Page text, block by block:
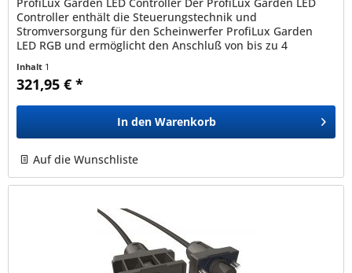
Controller enthält die Steuerungstechnik und
Stromversorgung für den Scheinwerfer ProfiLux Garden
LED RGB und ermöglicht den Anschluß von bis zu 4
Inhalt 1
321,95 € *
In den Warenkorb
Auf die Wunschliste